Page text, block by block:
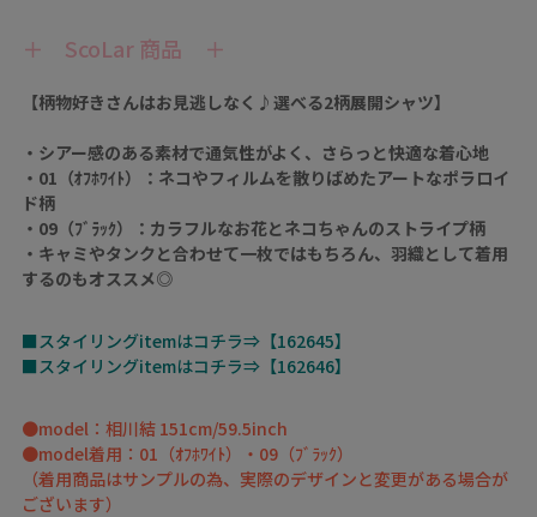
＋ ScoLar 商品 ＋
【柄物好きさんはお見逃しなく♪選べる2柄展開シャツ】
・シアー感のある素材で通気性がよく、さらっと快適な着心地
・01（ｵﾌﾎﾜｲﾄ）：ネコやフィルムを散りばめたアートなポラロイ
ド柄
・09（ﾌﾞﾗｯｸ）：カラフルなお花とネコちゃんのストライプ柄
・キャミやタンクと合わせて一枚ではもちろん、羽織として着用
するのもオススメ◎
■スタイリングitemはコチラ⇒【162645】
■スタイリングitemはコチラ⇒【162646】
●model：相川結 151cm/59.5inch
●model着用：01（ｵﾌﾎﾜｲﾄ）・09（ﾌﾞﾗｯｸ）
（着用商品はサンプルの為、実際のデザインと変更がある場合が
ございます）